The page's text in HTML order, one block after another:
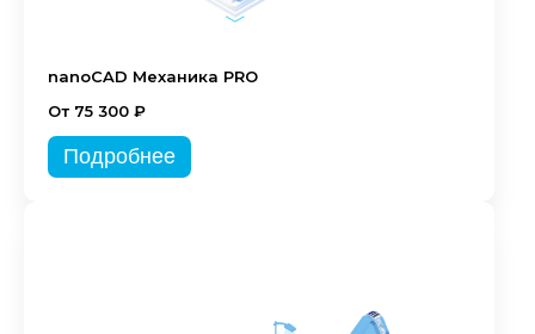
nanoCAD Механика PRO
От 75 300 ₽
Подробнее